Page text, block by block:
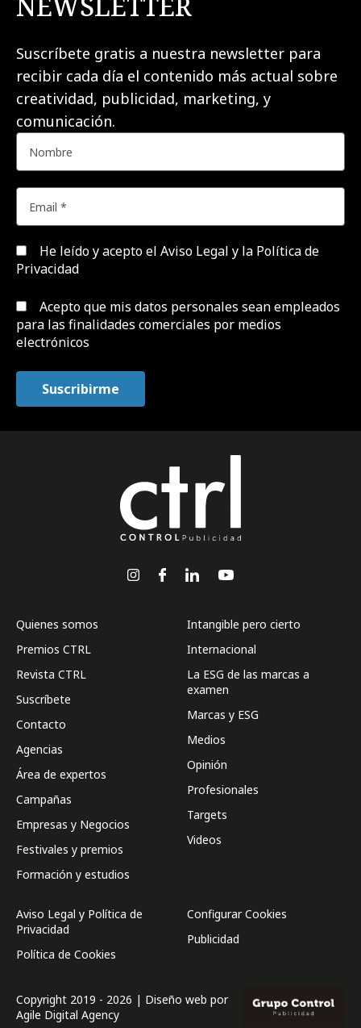
Suscríbete gratis a nuestra newsletter para
recibir cada día el contenido más actual sobre
creatividad, publicidad, marketing, y
comunicación.
He leído y acepto el Aviso Legal y la Política de
Privacidad
Acepto que mis datos personales sean empleados
para las finalidades comerciales por medios
electrónicos
Quienes somos
Premios CTRL
Revista CTRL
Suscríbete
Contacto
Agencias
Área de expertos
Campañas
Empresas y Negocios
Festivales y premios
Formación y estudios
Intangible pero cierto
Internacional
La ESG de las marcas a
examen
Marcas y ESG
Medios
Opinión
Profesionales
Targets
Videos
Aviso Legal y Política de
Privacidad
Política de Cookies
Configurar Cookies
Publicidad
Copyright 2019 - 2026 | Diseño web por
Agile Digital Agency